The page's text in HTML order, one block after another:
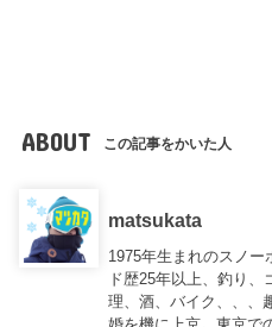
ABOUT この記事をかいた人
matsukata
1975年生まれのスノ
ド歴25年以上、釣り
理、酒、バイク、、、